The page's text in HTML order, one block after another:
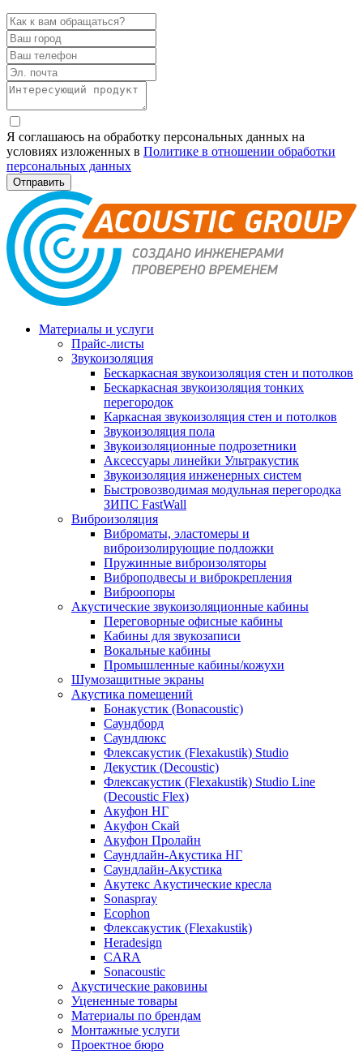
Я соглашаюсь на обработку персональных данных на
условиях изложенных в Политике в отношении обработки
персональных данных
Материалы и услуги
Прайс-листы
Звукоизоляция
Бескаркасная звукоизоляция стен и потолков
Бескаркасная звукоизоляция тонких
перегородок
Каркасная звукоизоляция стен и потолков
Звукоизоляция пола
Звукоизоляционные подрозетники
Аксессуары линейки Ультракустик
Звукоизоляция инженерных систем
Быстровозводимая модульная перегородка
ЗИПС FastWall
Виброизоляция
Виброматы, эластомеры и
виброизолирующие подложки
Пружинные виброизоляторы
Виброподвесы и виброкрепления
Виброопоры
Акустические звукоизоляционные кабины
Переговорные офисные кабины
Кабины для звукозаписи
Вокальные кабины
Промышленные кабины/кожухи
Шумозащитные экраны
Акустика помещений
Бонакустик (Bonacoustic)
Саундборд
Саундлюкс
Флексакустик (Flexakustik) Studio
Декустик (Decoustic)
Флексакустик (Flexakustik) Studio Line
(Decoustic Flex)
Акуфон НГ
Акуфон Скай
Акуфон Пролайн
Саундлайн-Акустика НГ
Саундлайн-Акустика
Акутекс Акустические кресла
Sonaspray
Ecophon
Флексакустик (Flexakustik)
Heradesign
CARA
Sonacoustic
Акустические раковины
Уцененные товары
Материалы по брендам
Монтажные услуги
Проектное бюро